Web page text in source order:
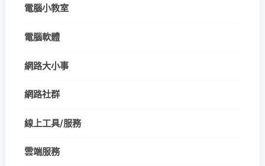
電腦小教室
電腦軟體
網路大小事
網路社群
線上工具/服務
雲端服務